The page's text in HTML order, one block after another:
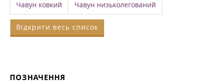
Чавун ковкий Чавун низьколегований
Відкрити весь список
ПОЗНАЧЕННЯ